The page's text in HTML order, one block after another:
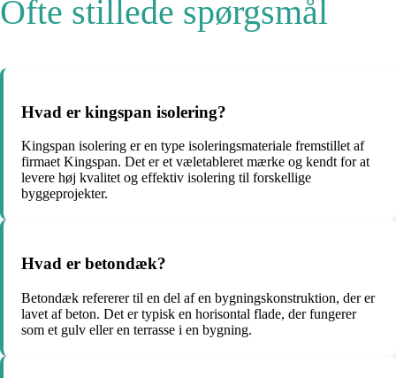
Ofte stillede spørgsmål
Hvad er kingspan isolering?
Kingspan isolering er en type isoleringsmateriale fremstillet af
firmaet Kingspan. Det er et væletableret mærke og kendt for at
levere høj kvalitet og effektiv isolering til forskellige
byggeprojekter.
Hvad er betondæk?
Betondæk refererer til en del af en bygningskonstruktion, der er
lavet af beton. Det er typisk en horisontal flade, der fungerer
som et gulv eller en terrasse i en bygning.